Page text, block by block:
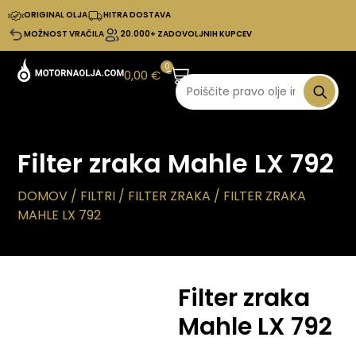
ORIGINAL OLJA
HITRA DOSTAVA
MOŽNOST VRAČILA
20.000+ ZADOVOLJNIH KUPCEV
0,00€
0
Filter zraka Mahle LX 792
DOMOV / FILTRI / FILTER ZRAKA / FILTER ZRAKA
MAHLE LX 792
Filter zraka
Mahle LX 792